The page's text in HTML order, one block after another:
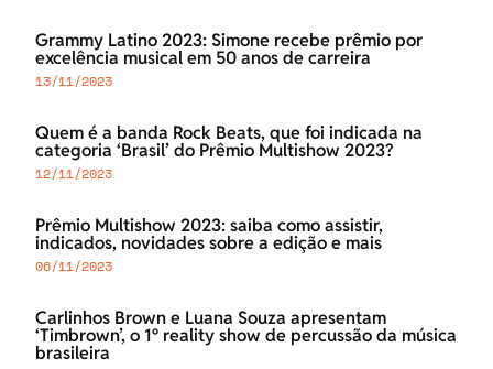
Grammy Latino 2023: Simone recebe prêmio por
excelência musical em 50 anos de carreira
13/11/2023
Quem é a banda Rock Beats, que foi indicada na
categoria ‘Brasil’ do Prêmio Multishow 2023?
12/11/2023
Prêmio Multishow 2023: saiba como assistir,
indicados, novidades sobre a edição e mais
06/11/2023
Carlinhos Brown e Luana Souza apresentam
‘Timbrown’, o 1º reality show de percussão da música
brasileira